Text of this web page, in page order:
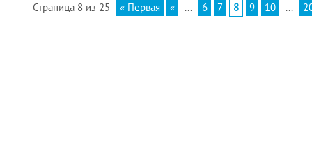
Страница 8 из 25 « Первая « ... 6 7 8 9 10 ...